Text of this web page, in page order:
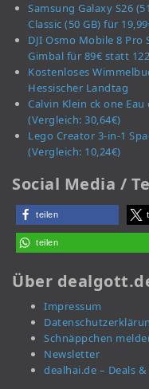
Samsung Galaxy S26
Classic (50 GB) für
DJI Osmo Mobile 8
Gimbal für 89€ statt
Kostenloses
Hessischer Landtag
Calvin Klein ck one
(Vergleich: 30,64€)
Lego Creator 3-in-1
(Vergleich: 10,24€)
Social Media /
teilen
teilen
Über
Impressum
Schnäppchen
Newsletter
dealhai.de – Deals